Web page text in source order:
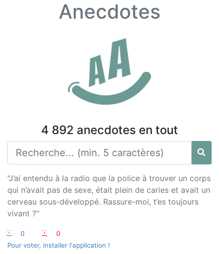
Anecdotes
4 892 anecdotes en tout
"J’ai entendu à la radio que la police à trouver un corps
qui n’avait pas de sexe, était plein de caries et avait un
cerveau sous-développé. Rassure-moi, t’es toujours
vivant ?"
:-) 0 :-(
0
Pour voter, installer l'application !